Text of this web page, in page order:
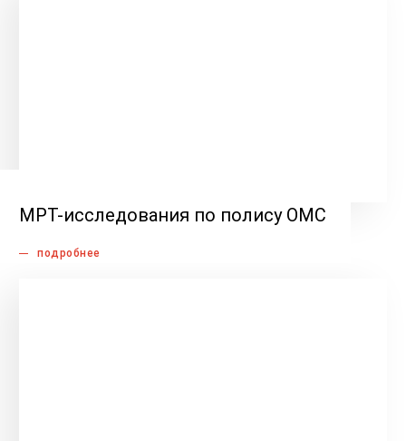
МРТ-исследования по полису ОМС
подробнее